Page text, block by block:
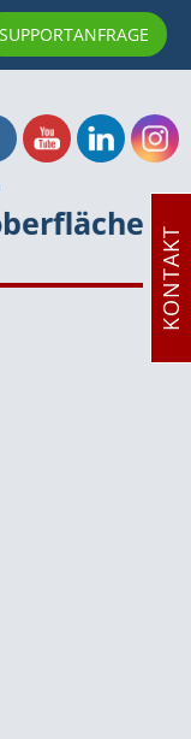
SUPPORTANFRAGE
KONTAKT